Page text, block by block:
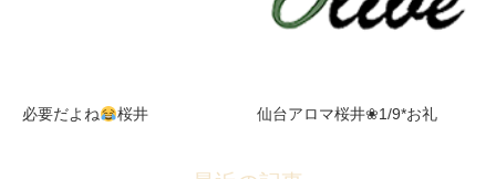
必要だよね 桜井 仙台アロマ桜井❀1/9*お礼